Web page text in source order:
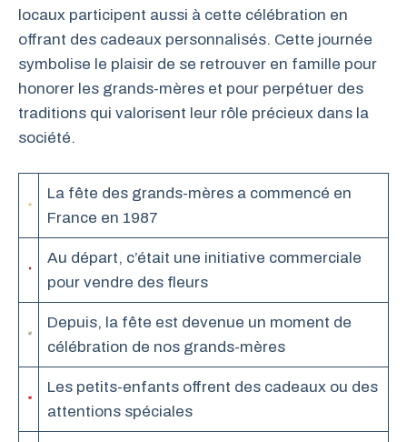
locaux participent aussi à cette célébration en
offrant des cadeaux personnalisés. Cette journée
symbolise le plaisir de se retrouver en famille pour
honorer les grands-mères et pour perpétuer des
traditions qui valorisent leur rôle précieux dans la
société.
La fête des grands-mères a commencé en
France en 1987
Au départ, c’était une initiative commerciale
pour vendre des fleurs
Depuis, la fête est devenue un moment de
célébration de nos grands-mères
Les petits-enfants offrent des cadeaux ou des
attentions spéciales